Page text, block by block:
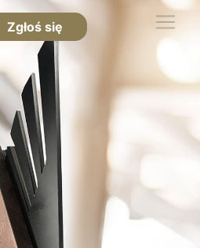
Zgłoś się